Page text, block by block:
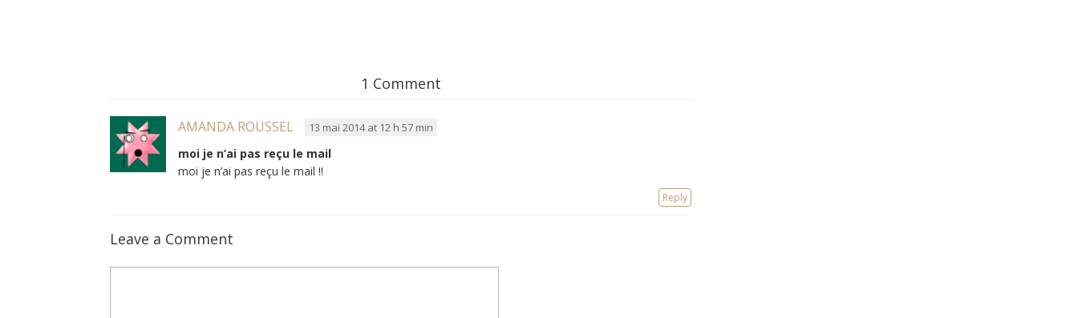
1 Comment
AMANDA ROUSSEL 13 mai 2014 at 12 h 57 min
moi je n’ai pas reçu le mail
moi je n’ai pas reçu le mail !!
Reply
Leave a Comment